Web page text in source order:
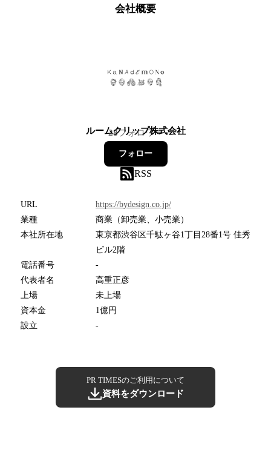
会社概要
ルームクリップ株式会社
28フォロワー
フォロー
RSS
URL
https://bydesign.co.jp/
業種
商業（卸売業、小売業）
本社所在地
東京都渋谷区千駄ヶ谷1丁目28番1号 佳秀
ビル2階
電話番号
-
代表者名
高重正彦
上場
未上場
資本金
1億円
設立
-
PR TIMESのご利用について
資料をダウンロード